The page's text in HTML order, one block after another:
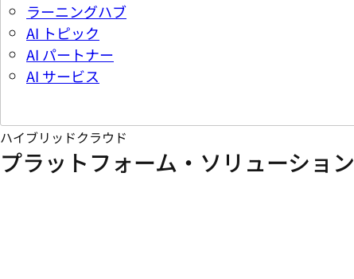
ラーニングハブ
AI トピック
AI パートナー
AI サービス
ハイブリッドクラウド
プラットフォーム・ソリューション